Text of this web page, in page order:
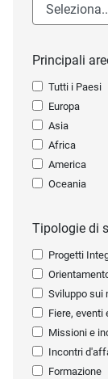
Principali
Tutti i Paesi
Europa
Asia
Africa
America
Oceania
Tipologie di
Progetti
Sviluppo sui
Fiere, eventi
Missioni e
Incontri
Formazione